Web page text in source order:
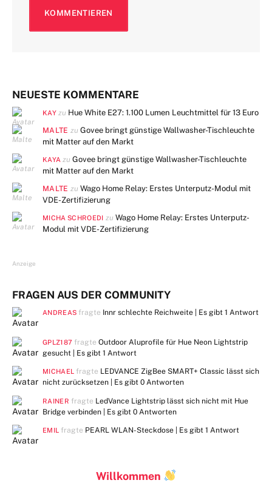
NEUESTE KOMMENTARE
KAY zu Hue White E27: 1.100 Lumen Leuchtmittel für 13 Euro
MALTE zu Govee bringt günstige Wallwasher-Tischleuchte
mit Matter auf den Markt
KAYA zuGovee bringt günstige Wallwasher-Tischleuchte
mit Matter auf den Markt
MALTE zu Wago Home Relay: Erstes Unterputz-Modul mit
VDE-Zertifizierung
MICHA SCHROEDI zu Wago Home Relay: Erstes Unterputz-
Modul mit VDE-Zertifizierung
Anzeige
FRAGEN AUS DER COMMUNITY
ANDREAS fragte Innr schlechte Reichweite | Es gibt1 Antwort
GPLZ187 fragteOutdoor Aluprofile für Hue Neon Lightstrip
gesucht | Es gibt 1 Antwort
MICHAEL fragte LEDVANCE ZigBee SMART+ Classic lässt sich
nicht zurücksetzen | Es gibt 0 Antworten
RAINER fragte LedVance Lightstrip lässt sich nicht mit Hue
Bridge verbinden | Es gibt 0 Antworten
EMIL fragte PEARL WLAN-Steckdose | Es gibt1 Antwort
Willkommen